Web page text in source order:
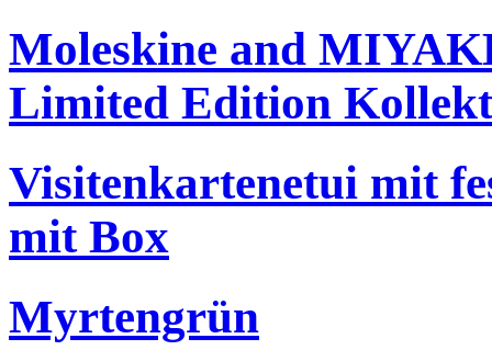
Moleskine and
Limited Edition
Visitenkartenetui mit
mit Box
Myrtengrün